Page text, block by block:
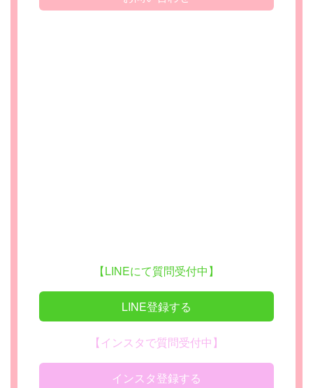
【LINEにて質問受付中】
LINE登録する
【インスタで質問受付中】
インスタ登録する